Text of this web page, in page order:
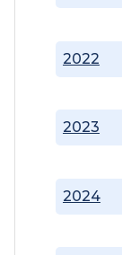
2022
2023
2024